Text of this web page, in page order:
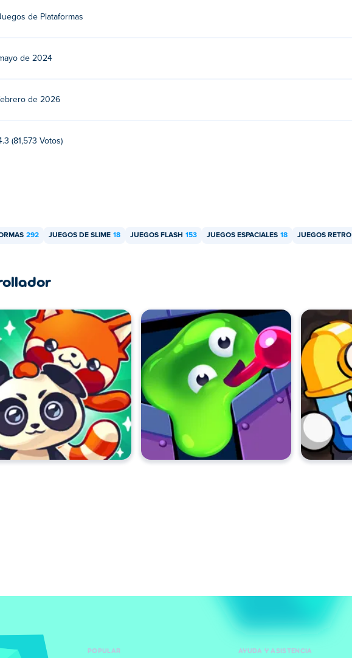
de Plataformas
de 2024
de 2026
(81,573 Votos)
292 JUEGOS DE SLIME 18 JUEGOS FLASH 153 JUEGOS ESPACIALES 18 JUEGOS RETRO
POPULAR AYUDA Y ASISTENCIA